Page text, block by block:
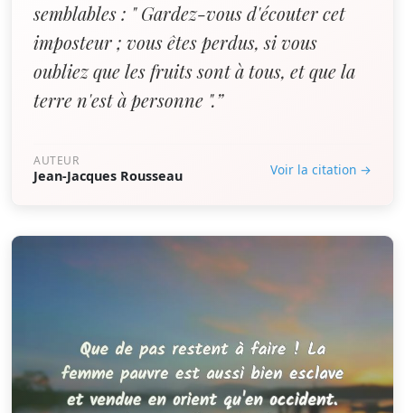
semblables : " Gardez-vous d'écouter cet
imposteur ; vous êtes perdus, si vous
oubliez que les fruits sont à tous, et que la
terre n'est à personne ".”
AUTEUR
Jean-Jacques Rousseau Voir la citation →